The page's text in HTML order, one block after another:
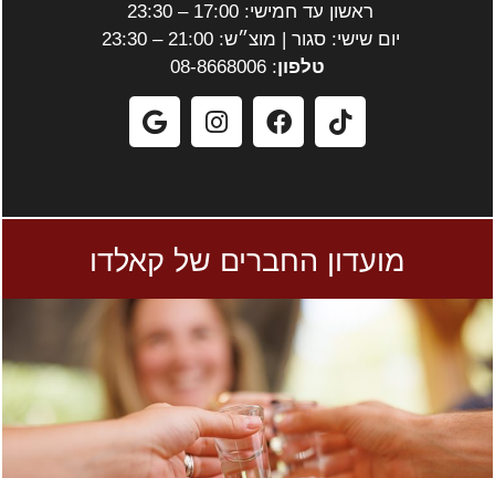
ראשון עד חמישי: 17:00 – 23:30
יום שישי: סגור | מוצ״ש: 21:00 – 23:30
טלפון: 08-8668006
מועדון החברים של קאלדו